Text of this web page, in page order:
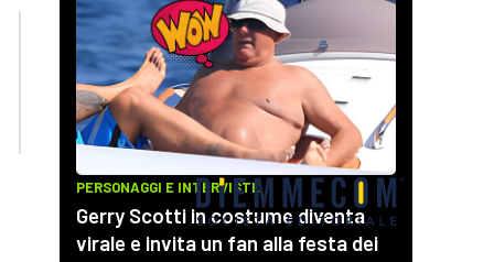
lacplay.it
lactv.it
laconair.it
lacitymag.it
lacapitalenews.it
cosenzachannel.it
ilvibonese.it
catanzarochannel.it